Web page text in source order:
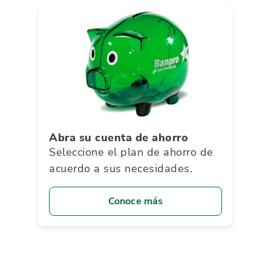
Abra su cuenta de ahorro
Seleccione el plan de ahorro de
acuerdo a sus necesidades.
Conoce más